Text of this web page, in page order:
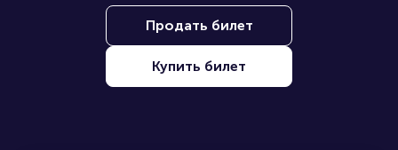
Продать билет
Купить билет